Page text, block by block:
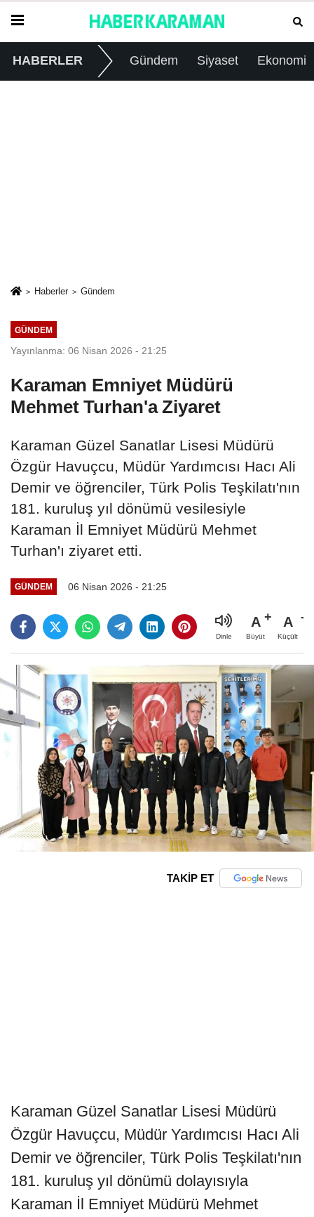
HABERLER Gündem Siyaset Ekonomi
Haberler Gündem
GÜNDEM
Yayınlanma: 06 Nisan 2026 - 21:25
Karaman Emniyet Müdürü
Mehmet Turhan'a Ziyaret
Karaman Güzel Sanatlar Lisesi Müdürü
Özgür Havuçcu, Müdür Yardımcısı Hacı Ali
Demir ve öğrenciler, Türk Polis Teşkilatı'nın
181. kuruluş yıl dönümü vesilesiyle
Karaman İl Emniyet Müdürü Mehmet
Turhan'ı ziyaret etti.
GÜNDEM 06 Nisan 2026 - 21:25
Dinle
A
Büyüt
A
Küçült
TAKİP ET
Karaman Güzel Sanatlar Lisesi Müdürü
Özgür Havuçcu, Müdür Yardımcısı Hacı Ali
Demir ve öğrenciler, Türk Polis Teşkilatı'nın
181. kuruluş yıl dönümü dolayısıyla
Karaman İl Emniyet Müdürü Mehmet